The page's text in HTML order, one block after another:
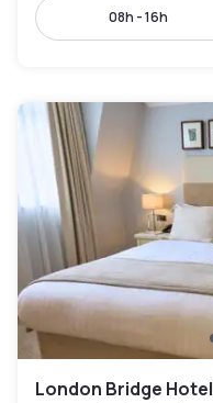
08h - 16h
London Bridge Hotel